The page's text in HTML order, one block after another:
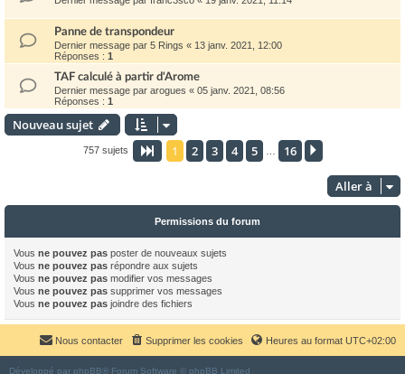
Panne de transpondeur
Dernier message par 5 Rings « 13 janv. 2021, 12:00
Réponses : 1
TAF calculé à partir d'Arome
Dernier message par arogues « 05 janv. 2021, 08:56
Réponses : 1
Nouveau sujet
757 sujets Page 1sur16
1 2 3 4 5 16
Aller à
Permissions du forum
Vous ne pouvez pas poster de nouveaux sujets
Vous ne pouvez pas répondre aux sujets
Vous ne pouvez pas modifier vos messages
Vous ne pouvez pas supprimer vos messages
Vous ne pouvez pas joindre des fichiers
Heures au format UTC+02:00
Supprimer les cookies
Nous contacter
Développé par phpBB® Forum Software © phpBB Limited